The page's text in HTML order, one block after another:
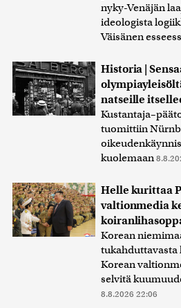
nyky-Venäjän
ideologista
Väisänen
Historia |
natseille
tuomittiin
kuolemaan
Helle kurittaa
valtionmedia
Korean
tukahduttavasta
Korean
selvitä
8.8.2026 22:06